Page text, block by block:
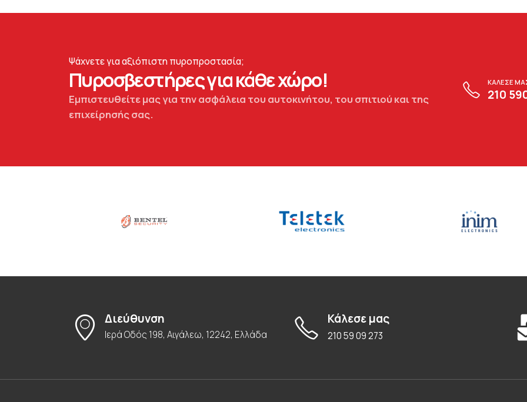
Ψάχνετε για αξιόπιστη πυροπροστασία;
Πυροσβεστήρες για κάθε χώρο!
Εμπιστευθείτε μας για την ασφάλεια του αυτοκινήτου, του σπιτιού και της
επιχείρησής σας.
ΚΑΛΕΣΕ
210
Διεύθυνση
Ιερά Οδός 198, Αιγάλεω, 12242, Ελλάδα
Κάλεσε μας
210 59 09 273